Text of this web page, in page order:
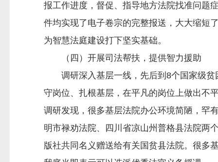
报工作进度，督促、指导地方法院找准问题
件均实现了电子卷宗的完整报送，大大缩短
为智慧法庭建设打下坚实基础。
（四）开展司法帮扶，提供智力援助
调研深入基层一线，先后到8个国家级贫
守岗位、扎根基层，在平凡的岗位上做出不
调研发现，很多基层法院办公环境简陋，罕
明市禄劝法院、四川省凉山州普格县法院两
版社共同名义赠送给有关国贫县法院。很多